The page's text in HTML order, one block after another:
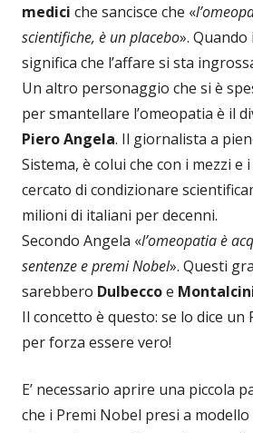
medici che sancisce che «
scientifiche, è un placebo».
significa che l’affare si sta
Un altro personaggio che si è
per smantellare l’omeopatia è il
Piero Angela. Il giornalista a
Sistema, è colui che con i mezzi e
cercato di condizionare
milioni di italiani per decenni.
Secondo Angela «l’omeopatia è
sentenze e premi Nobel». Questi
sarebbero Dulbeccoe
Il concetto è questo: se lo dice un
per forza essere vero!
E’ necessario aprire una piccola
che i Premi Nobel presi a